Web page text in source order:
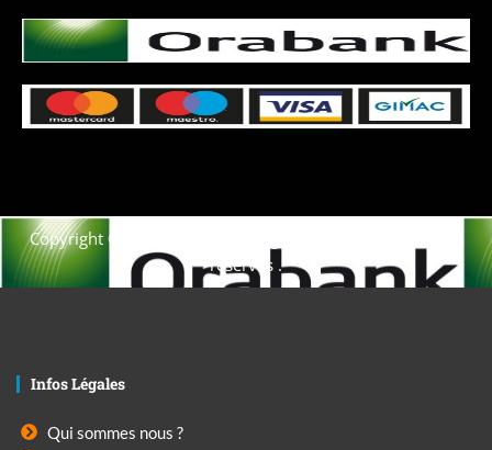
Copyright © 2021. Afrique-voyage-découverte tous droits
réservés .
Infos Légales
Qui sommes nous ?